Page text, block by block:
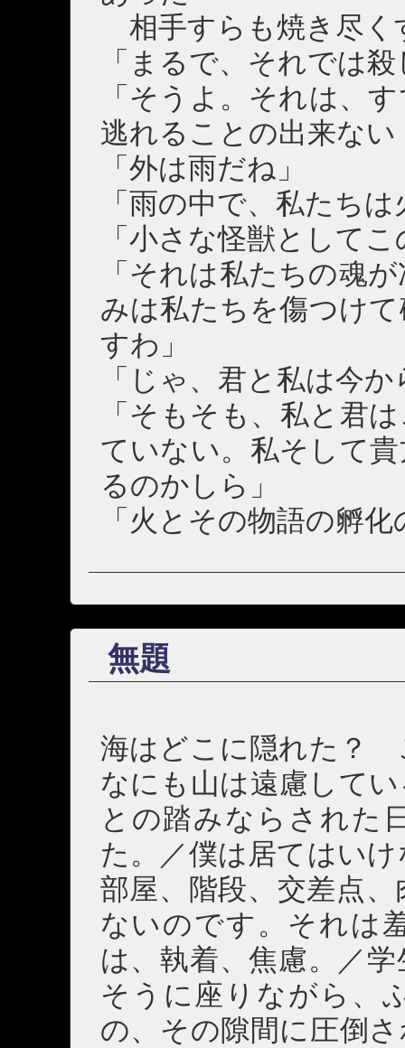
相手すらも焼き尽く
「まるで、それでは
「そうよ。それは、
逃れることの出来な
「外は雨だね」
「雨の中で、私たち
「小さな怪獣として
「それは私たちの魂
みは私たちを傷つけ
すわ」
「じゃ、君と私は今
「そもそも、私と君
ていない。私そして
るのかしら」
「火とその物語の孵
無題
海はどこに隠れた？
なにも山は遠慮して
との踏みならされた
た。／僕は居てはい
部屋、階段、交差点
ないのです。それは
は、執着、焦慮。／
そうに座りながら、
の、その隙間に圧倒